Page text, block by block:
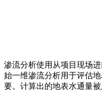
渗流分析使用从项目现场
始一维渗流分析用于评估
要。计算出的地表水通量